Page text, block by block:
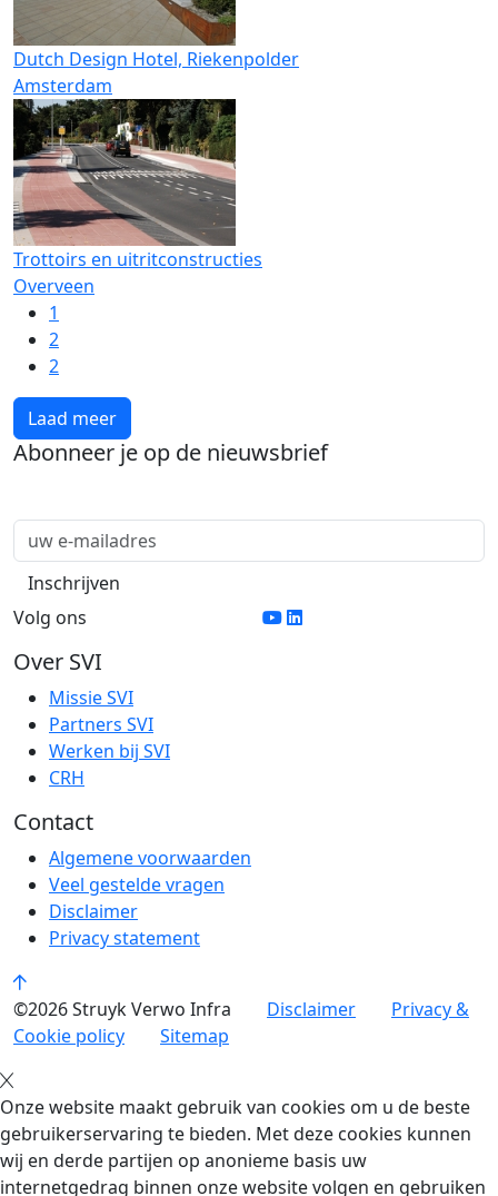
Dutch Design Hotel, Riekenpolder
Amsterdam
Trottoirs en uitritconstructies
Overveen
1
2
2
Laad meer
Abonneer je op de nieuwsbrief
Volg ons
Over SVI
Missie SVI
Partners SVI
Werken bij SVI
CRH
Contact
Algemene voorwaarden
Veel gestelde vragen
Disclaimer
Privacy statement
©2026 Struyk Verwo Infra Disclaimer
Privacy &
Cookie policy
Sitemap
Onze website maakt gebruik van cookies om u de beste
gebruikerservaring te bieden. Met deze cookies kunnen
wij en derde partijen op anonieme basis uw
internetgedrag binnen onze website volgen en gebruiken